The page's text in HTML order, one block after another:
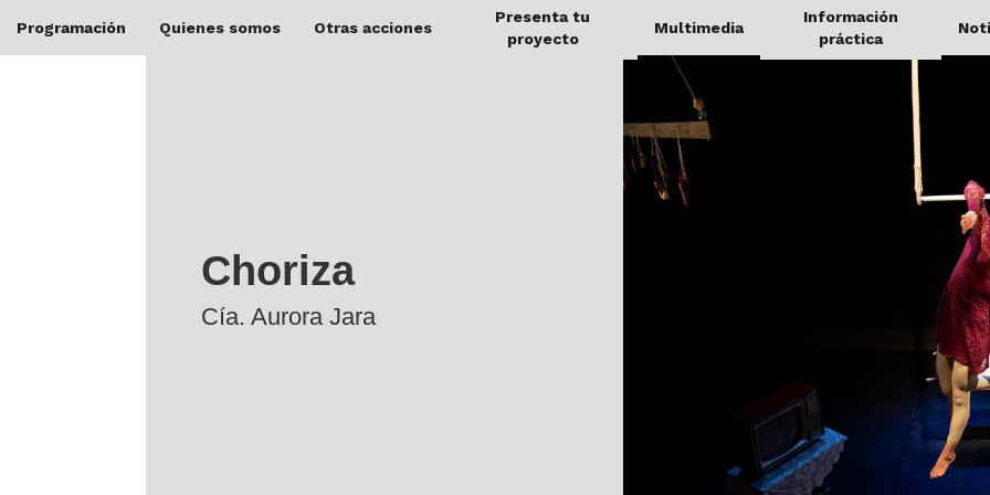
Programación Quienes somos Otras acciones
Presenta tu
proyecto
Multimedia
Información
práctica
Choriza
Cía. Aurora Jara